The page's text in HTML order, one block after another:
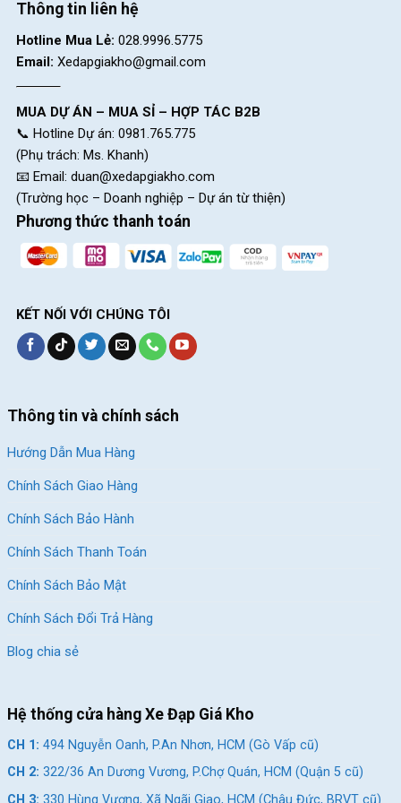
kiểm soát tốt trên mọi loại địa hình.
Yên thể thao êm ái, lốp CST kích thước 20×2.1″
chọn đáng mua cho bé yêu của bạn. Với thiết kế khung sườn
ngăn chặn đảo bánh khi dừng gấp. Hệ thống phuộc giảm sóc và
bộ truyền động Shimano cao cấp mang lại sự ổn định và linh
hoạt trên mọi loại địa hình.
Đến ngay cửa hàngXe Đạp Giá Kho gần nhất để giúp bé yêu sở
Thông tin liên hệ
Hotline Mua Lẻ: 028.9996.5775
Email: Xedapgiakho@gmail.com
MUA DỰ ÁN – MUA SỈ – HỢP TÁC B2B
📞 Hotline Dự án: 0981.765.775
(Phụ trách: Ms. Khanh)
📧 Email: duan@xedapgiakho.com
(Trường học – Doanh nghiệp – Dự án từ thiện)
Phương thức thanh toán
KẾT NỐI VỚI CHÚNG TÔI
Thông tin và chính sách
Hướng Dẫn Mua Hàng
Chính Sách Giao Hàng
Chính Sách Bảo Hành
Chính Sách Thanh Toán
Chính Sách Bảo Mật
Chính Sách Đổi Trả Hàng
Blog chia sẻ
Hệ thống cửa hàng Xe Đạp Giá Kho
CH 1: 494 Nguyễn Oanh, P.An Nhơn, HCM (Gò Vấp cũ)
CH 2: 322/36 An Dương Vương, P.Chợ Quán, HCM (Quận 5 cũ)
CH 3: 330 Hùng Vương, Xã Ngãi Giao, HCM (Châu Đức, BRVT cũ)